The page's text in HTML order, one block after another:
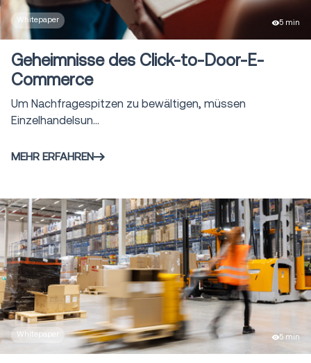
Whitepaper 5 min
Geheimnisse des Click-to-Door-E-
Commerce
Um Nachfragespitzen zu bewältigen, müssen
Einzelhandelsun...
MEHR ERFAHREN
Whitepaper 5 min